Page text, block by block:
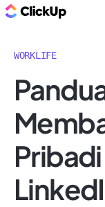
WORKLIFE